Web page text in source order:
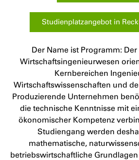
Studienplatzangebot in
Der Name ist Programm:
Wirtschaftsingenieurwesen
Kernbereichen
Wirtschaftswissenschaften und
Produzierende Unternehmen
die technische Kenntnisse mit
ökonomischer Kompetenz
Studiengang werden
mathematische,
betriebswirtschaftliche